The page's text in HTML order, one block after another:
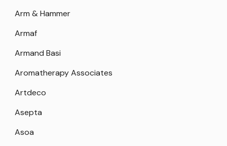
Arm & Hammer
Armaf
Armand Basi
Aromatherapy Associates
Artdeco
Asepta
Asoa